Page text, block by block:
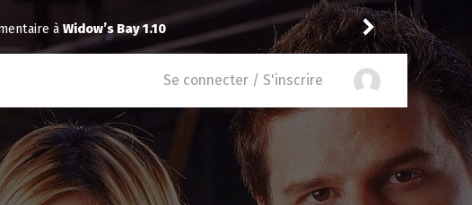
tomaa noté12àAbbott Elementary 2.14
Se connecter / S'inscrire